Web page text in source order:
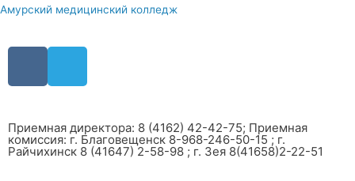
Амурский медицинский колледж
Приемная директора: 8 (4162) 42-42-75; Приемная
комиссия: г. Благовещенск 8-968-246-50-15 ; г.
Райчихинск 8 (41647) 2-58-98 ; г. Зея 8(41658)2-22-51